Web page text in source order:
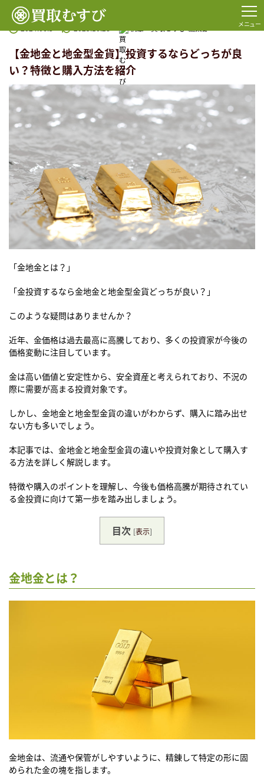
メニュー
TOP コラム一覧 【金地金と地金型金貨】投資するならどっちが良い？特徴と購
2024.06.3 2025.10.28 執筆：買取むすび 編集部
【金地金と地金型金貨】投資するならどっちが良
い？特徴と購入方法を紹介
「金地金とは？」
「金投資するなら金地金と地金型金貨どっちが良い？」
このような疑問はありませんか？
近年、金価格は過去最高に高騰しており、多くの投資家が今後の
価格変動に注目しています。
金は高い価値と安定性から、安全資産と考えられており、不況の
際に需要が高まる投資対象です。
しかし、金地金と地金型金貨の違いがわからず、購入に踏み出せ
ない方も多いでしょう。
本記事では、金地金と地金型金貨の違いや投資対象として購入す
る方法を詳しく解説します。
特徴や購入のポイントを理解し、今後も価格高騰が期待されてい
る金投資に向けて第一歩を踏み出しましょう。
目次 [表示]
金地金とは？
金地金は、流通や保管がしやすいように、精錬して特定の形に固
められた金の塊を指します。